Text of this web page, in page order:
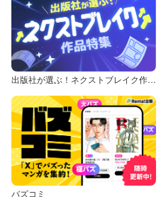
出版社が選ぶ！ネクストブレイク作品特集
バズコミ